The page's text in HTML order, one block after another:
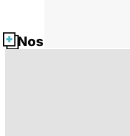
Nos fiches santé